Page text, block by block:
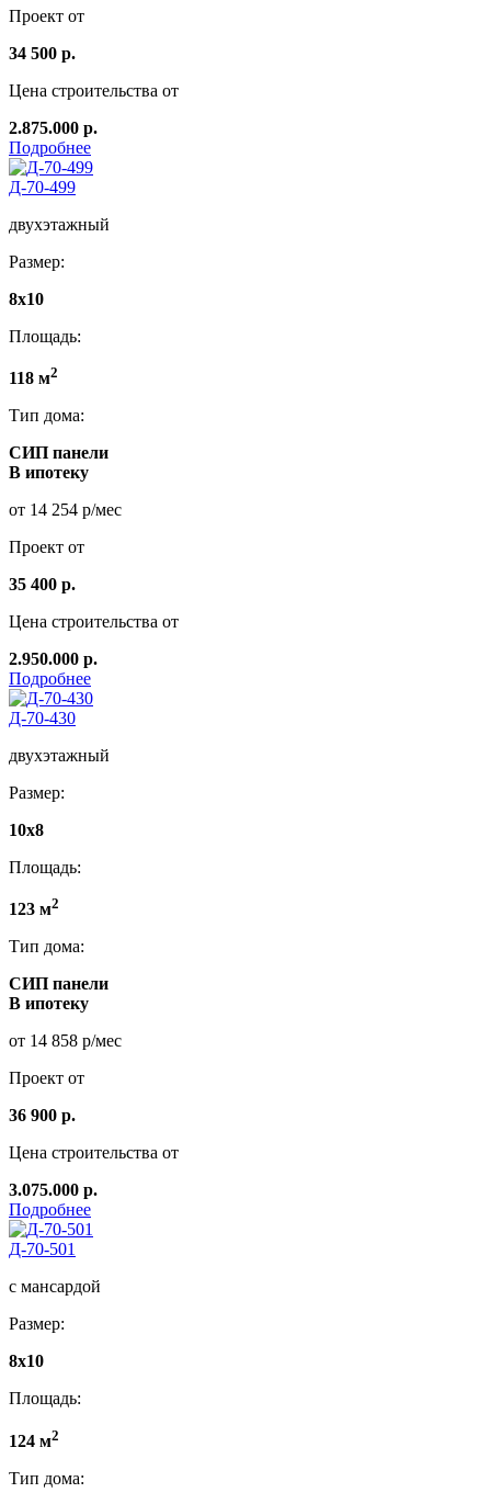
Проект от
34 500 р.
Цена строительства от
2.875.000 р.
Подробнее
Д-70-499
двухэтажный
Размер:
8х10
Площадь:
118 м2
Тип дома:
СИП панели
В ипотеку
от 14 254 р/мес
Проект от
35 400 р.
Цена строительства от
2.950.000 р.
Подробнее
Д-70-430
двухэтажный
Размер:
10х8
Площадь:
123 м2
Тип дома:
СИП панели
В ипотеку
от 14 858 р/мес
Проект от
36 900 р.
Цена строительства от
3.075.000 р.
Подробнее
Д-70-501
с мансардой
Размер:
8х10
Площадь:
124 м2
Тип дома: